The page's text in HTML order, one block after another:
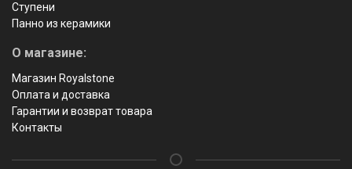
Ступени
Панно из керамики
О магазине:
Магазин Royalstone
Оплата и доставка
Гарантии и возврат товара
Контакты